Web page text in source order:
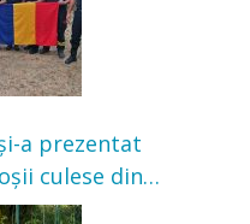
a prezentat
culese din
magazin